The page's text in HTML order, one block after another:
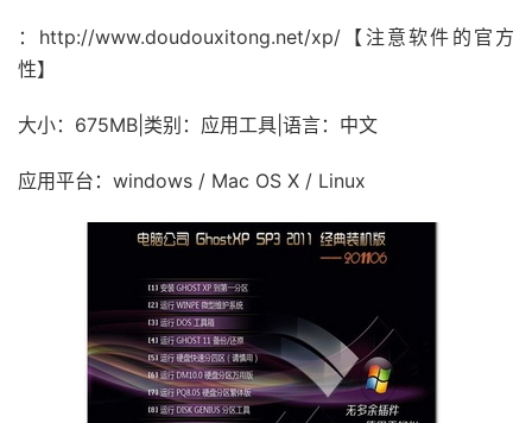
：http://www.doudouxitong.net/xp/【注意软件的官方
性】
大小：675MB|类别：应用工具|语言：中文
应用平台：windows / Mac OS X / Linux